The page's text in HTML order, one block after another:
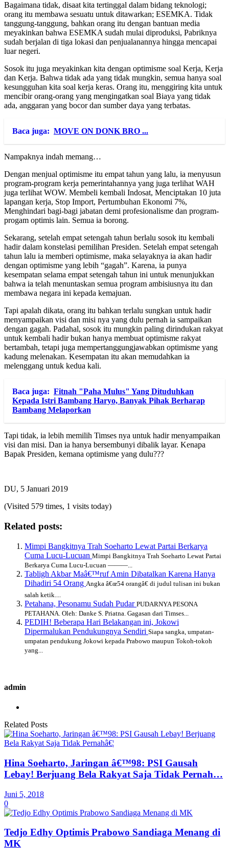
Bagaimana tidak, disaat kita tertinggal dalam bidang teknologi;
orang itu membawa sesuatu untuk ditawarkan; ESEMKA. Tidak
tanggung-tanggung, bahkan orang itu dengan bantuan media
meyakinkan bahwa ESEMKA sudah mulai diproduksi, Pabriknya
sudah berjalan di tiga lokasi dan penjualanannya hingga mencapai
luar negeri.
Sosok itu juga meyakinkan kita dengan optimisme soal Kerja, Kerja
dan Kerja. Bahwa tidak ada yang tidak mungkin, semua hanya soal
kesungguhan kita soal kerja keras. Orang itu, menggiring kita untuk
mencibir orang-orang yang mengingatkan soal Biaya yang tidak
ada, anggaran yang bocor dan sumber daya yang terbatas.
Baca juga: MOVE ON DONK BRO ...
Nampaknya indah memang…
Dengan menjual optimisme itu empat tahun yang lalu, ia menyusun
program-program kerja pemerintahannya yang juga terlihat WAH
juga terlihat WOW. Membeli kembali Indosat, Menciptakan 10 juta
lapangan kerja, Stop Import, Pertumbuhan Ekonomi 7%,
Menghindari bagi-bagi jabatan demi profesionalisme dan program-
progam optimis lain. Semua ia borong.
Sekarang, setelah empat setengah tahun berlalu sosok itu kembali
hadir dalam konstelasi pemilihan Presiden. Setelah empat setengah
tahun lalu ia memberi optimisme, maka selayaknya ia akan hadir
dengan optimisme yang lebih “gagah”. Karena, ia punya
kesempatan selama empat setengah tahun ini untuk menunjukkan
bahwa ia telah menuntaskan semua program ambisiusnya itu dan
membawa negara ini kepada kemajuan.
Tapi apalah dikata, orang itu bahkan terlalu sungkan untuk hadir
menyampaikan visi dan misi nya yang dulu pernah ia sampaikan
dengan gagah. Padahal, sosok itu mungkin paling dirindukan rakyat
untuk kembali hadir bukan hanya membuat optimisme rakyat
bertambah, tetapi juga mempertanggungjawabkan optimisme yang
kadung melenakan. Kesempatan itu akan memudahkan ia
melenggang untuk kedua kali.
Baca juga: Fitnah "Paha Mulus" Yang Dituduhkan
Kepada Istri Bambang Haryo, Banyak Pihak Berharap
Bambang Melaporkan
Tapi tidak, ia lebih memilih Timses nya untuk hadir menyampaikan
visi dan misi. Dan ia hanya bersembunyi dibalik layar. Kenapa
Bapak Presiden, kemana optimisme yang dulu???
DU, 5 Januari 2019
(Visited 579 times, 1 visits today)
Related posts:
Mimpi Bangkitnya Trah Soeharto Lewat Partai Berkarya
Cuma Lucu-Lucuan Mimpi Bangkitnya Trah Soeharto Lewat Partai
Berkarya Cuma Lucu-Lucuan ———...
Tabligh Akbar Maâ€™ruf Amin Dibatalkan Karena Hanya
Dihadiri 54 Orang Angka â€œ54 orangâ€ di judul tulisan ini bukan
salah ketik....
Petahana, Pesonamu Sudah Pudar PUDARNYA PESONA
PETAHANA. Oleh: Danke S. Priatna. Gagasan dari Timses...
PEDIH! Beberapa Hari Belakangan ini, Jokowi
Dipermalukan Pendukungnya Sendiri Siapa sangka, umpatan-
umpatan pendukung Jokowi kepada Prabowo maupun Tokoh-tokoh
yang...
admin
Related Posts
Hina Soeharto, Jaringan â€™98: PSI Gausah
Lebay! Berjuang Bela Rakyat Saja Tidak Pernah…
Juni 5, 2018
0
Tedjo Edhy Optimis Prabowo Sandiaga Menang di
MK